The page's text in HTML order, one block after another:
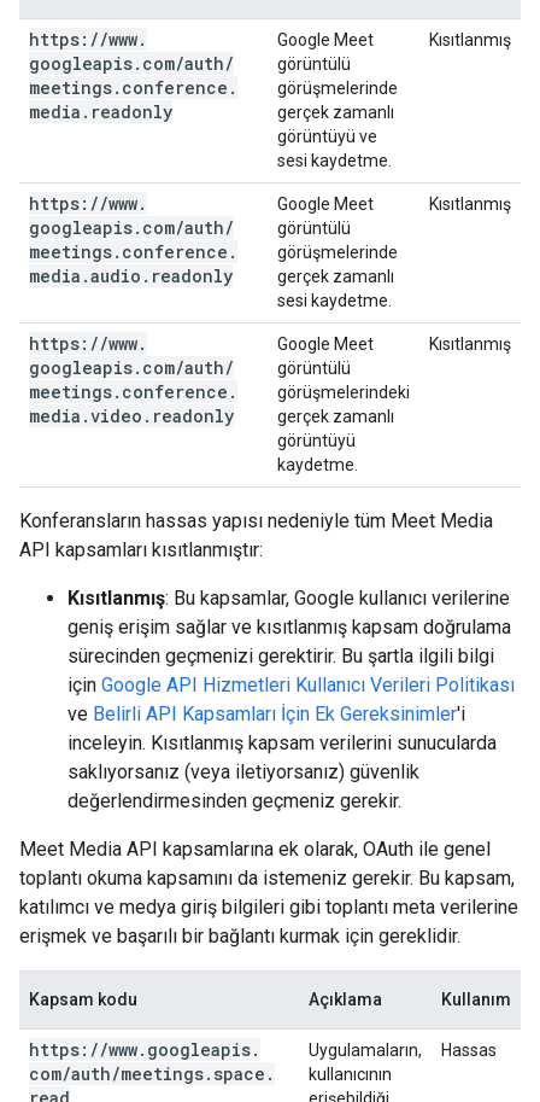
https: //www.
googleapis. com/auth/
meetings. conference .
media . readonly
Google Meet
görüntülü
görüşmelerinde
gerçek zamanlı
görüntüyü ve
sesi kaydetme.
Kısıtlanmış
https: //www.
googleapis. com/auth/
meetings. conference .
media .audio . readonly
Google Meet
görüntülü
görüşmelerinde
gerçek zamanlı
sesi kaydetme.
Kısıtlanmış
https: //www.
googleapis. com/auth/
meetings. conference .
media .video . readonly
Google Meet
görüntülü
görüşmelerindeki
gerçek zamanlı
görüntüyü
kaydetme.
Kısıtlanmış
Konferansların hassas yapısı nedeniyle tüm Meet Media
API kapsamları kısıtlanmıştır:
Kısıtlanmış: Bu kapsamlar, Google kullanıcı verilerine
geniş erişim sağlar ve kısıtlanmış kapsam doğrulama
sürecinden geçmenizi gerektirir. Bu şartla ilgili bilgi
için Google API Hizmetleri Kullanıcı Verileri Politikası
ve Belirli API Kapsamları İçin Ek Gereksinimler'i
inceleyin. Kısıtlanmış kapsam verilerini sunucularda
saklıyorsanız (veya iletiyorsanız) güvenlik
değerlendirmesinden geçmeniz gerekir.
Meet Media API kapsamlarına ek olarak, OAuth ile genel
toplantı okuma kapsamını da istemeniz gerekir. Bu kapsam,
katılımcı ve medya giriş bilgileri gibi toplantı meta verilerine
erişmek ve başarılı bir bağlantı kurmak için gereklidir.
Kapsam kodu Açıklama Kullanım
https: //www. googleapis.
com/auth/meetings. space .
Uygulamaların,
kullanıcının
Hassas